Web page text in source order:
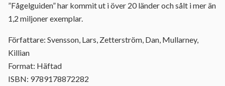
”Fågelguiden” har kommit ut i över 20 länder och sålt i mer än
1,2 miljoner exemplar.
Författare: Svensson, Lars, Zetterström, Dan, Mullarney,
Killian
Format: Häftad
ISBN: 9789178872282